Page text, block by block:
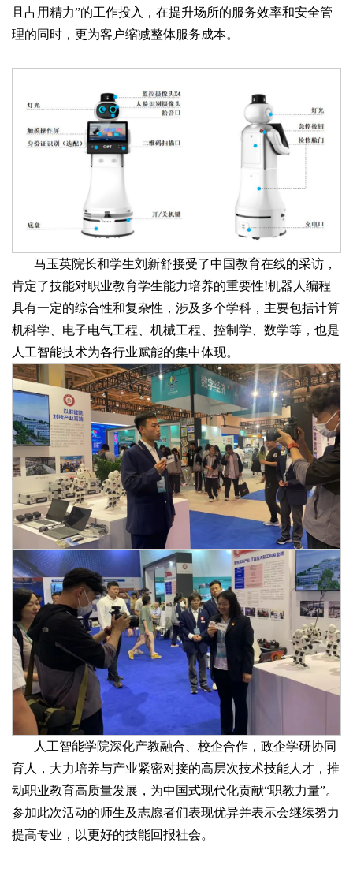
且占用精力”的工作投入，在提升场所的服务效率和安全管
理的同时，更为客户缩减整体服务成本。
马玉英院长和学生刘新舒接受了中国教育在线的采访，
肯定了技能对职业教育学生能力培养的重要性!机器人编程
具有一定的综合性和复杂性，涉及多个学科，主要包括计算
机科学、电子电气工程、机械工程、控制学、数学等，也是
人工智能技术为各行业赋能的集中体现。
人工智能学院深化产教融合、校企合作，政企学研协同
育人，大力培养与产业紧密对接的高层次技术技能人才，推
动职业教育高质量发展，为中国式现代化贡献“职教力量”。
参加此次活动的师生及志愿者们表现优异并表示会继续努力
提高专业，以更好的技能回报社会。